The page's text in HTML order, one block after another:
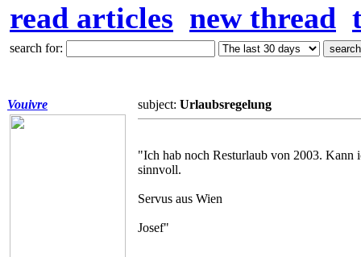
read articles new thread
search for:
Vouivre subject: Urlaubsregelung
"Ich hab noch Resturlaub von 2003. Kann
sinnvoll.
Servus aus Wien
Josef"